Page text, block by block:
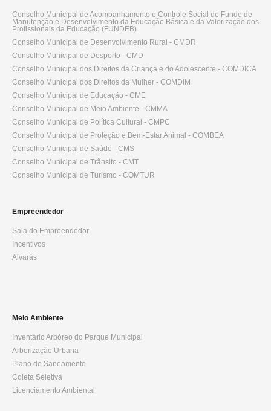
Conselho Municipal de Acompanhamento e Controle Social do Fundo de
Manutenção e Desenvolvimento da Educação Básica e da Valorização dos
Profissionais da Educação (FUNDEB)
Conselho Municipal de Desenvolvimento Rural - CMDR
Conselho Municipal de Desporto - CMD
Conselho Municipal dos Direitos da Criança e do Adolescente - COMDICA
Conselho Municipal dos Direitos da Mulher - COMDIM
Conselho Municipal de Educação - CME
Conselho Municipal de Meio Ambiente - CMMA
Conselho Municipal de Política Cultural - CMPC
Conselho Municipal de Proteção e Bem-Estar Animal - COMBEA
Conselho Municipal de Saúde - CMS
Conselho Municipal de Trânsito - CMT
Conselho Municipal de Turismo - COMTUR
Empreendedor
Sala do Empreendedor
Incentivos
Alvarás
Meio Ambiente
Inventário Arbóreo do Parque Municipal
Arborização Urbana
Plano de Saneamento
Coleta Seletiva
Licenciamento Ambiental